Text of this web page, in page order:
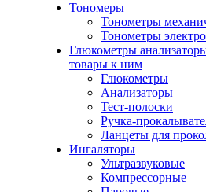
Тономеры
Тонометры
Тонометры
Глюкометры
товары к ним
Глюкометры
Анализаторы
Тест-полоски
Ручка-
Ланцеты для
Ингаляторы
Ультразвуковые
Компрессорные